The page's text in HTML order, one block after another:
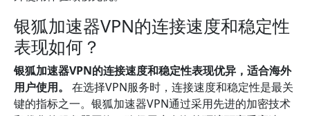
银狐加速器VPN的连接速度和稳定性
表现如何？
银狐加速器VPN的连接速度和稳定性表现优异，适合海外
用户使用。
在选择VPN服务时，连接速度和稳定性是最关
键的指标之一。银狐加速器VPN通过采用先进的加密技术